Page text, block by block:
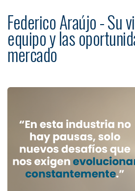
Federico Araújo - Su
equipo y las
mercado